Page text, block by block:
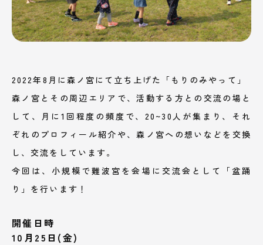
2022年8月に森ノ宮にて立ち上げた「もりのみやって」
森ノ宮とその周辺エリアで、活動する方との交流の場と
して、月に1回程度の頻度で、20~30人が集まり、それ
ぞれのプロフィール紹介や、森ノ宮への想いなどを交換
し、交流をしています。
今回は、小規模で難波宮を会場に交流会として「盆踊
り」を行います！
開催日時
10月25日(金)